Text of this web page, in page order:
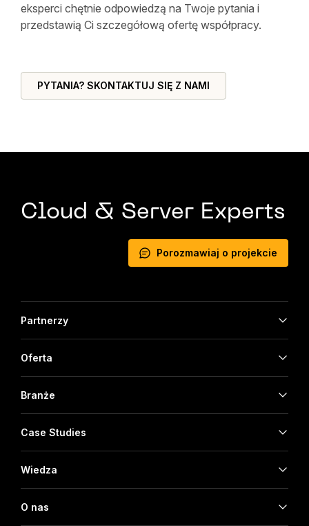
eksperci chętnie odpowiedzą na Twoje pytania i
przedstawią Ci szczegółową ofertę współpracy.
PYTANIA? SKONTAKTUJ SIĘ Z NAMI
Cloud & Server Experts
Porozmawiaj o projekcie
Partnerzy
Oferta
Branże
Case Studies
Wiedza
O nas